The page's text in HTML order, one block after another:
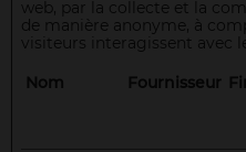
web, par la collecte et la
de manière anonyme, à
visiteurs interagissent avec
Nom
Fournisseur